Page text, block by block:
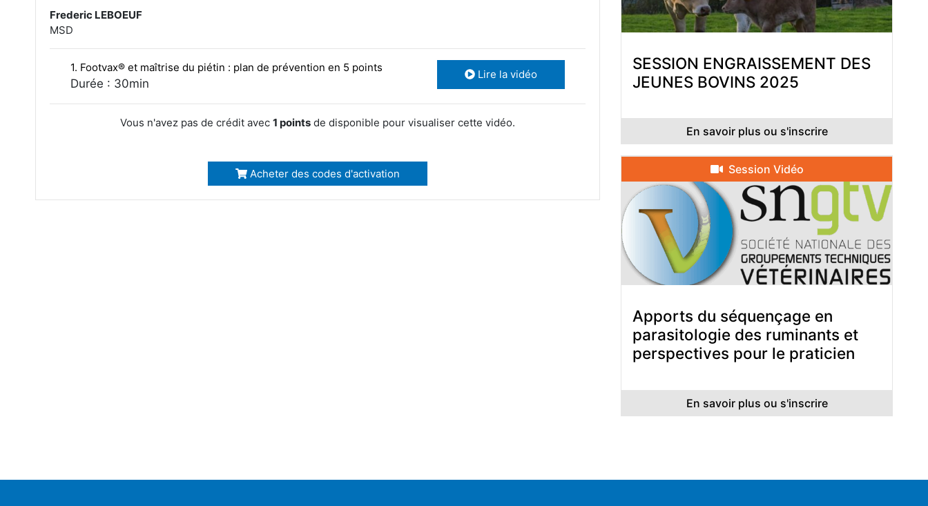
Frederic LEBOEUF
MSD
1. Footvax® et maîtrise du piétin : plan de prévention en 5 points
Durée : 30min
Lire la vidéo
Vous n'avez pas de crédit avec 1 points de disponible pour visualiser cette vidéo.
Acheter des codes d'activation
SESSION ENGRAISSEMENT DES
JEUNES BOVINS 2025
En savoir plus ou s'inscrire
Session Vidéo
Apports du séquençage en
parasitologie des ruminants et
perspectives pour le praticien
En savoir plus ou s'inscrire